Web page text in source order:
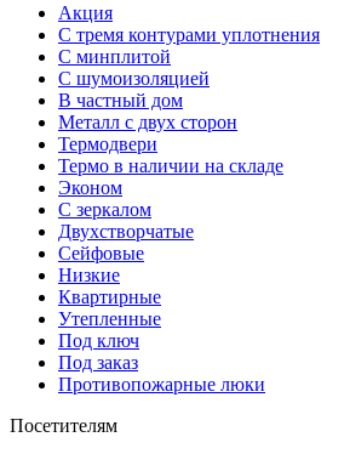
Акция
С тремя контурами уплотнения
С минплитой
С шумоизоляцией
В частный дом
Металл с двух сторон
Термодвери
Термо в наличии на складе
Эконом
С зеркалом
Двухстворчатые
Сейфовые
Низкие
Квартирные
Утепленные
Под ключ
Под заказ
Противопожарные люки
Посетителям